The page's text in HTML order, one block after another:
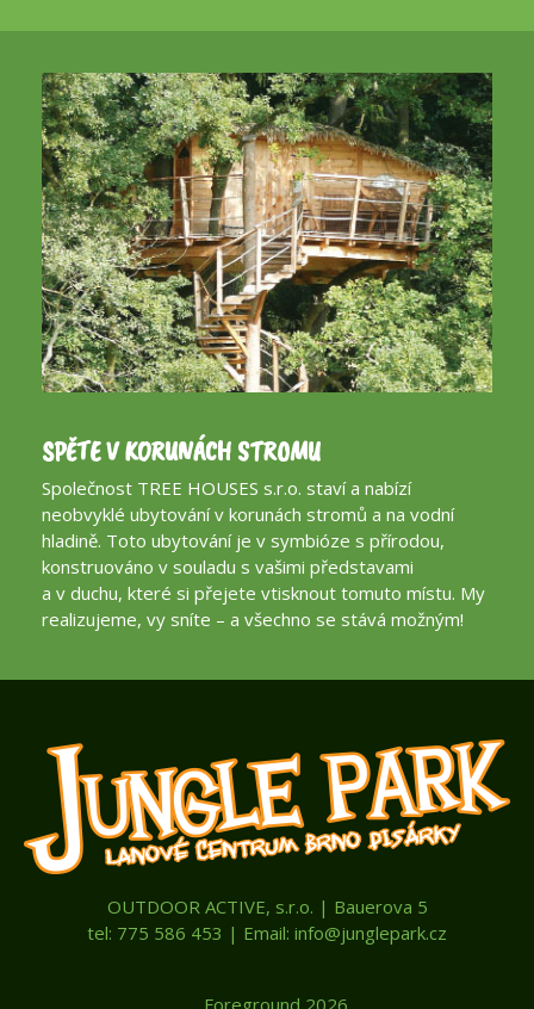
SPĚTE V KORUNÁCH STROMU
Společnost TREE HOUSES s.r.o. staví a nabízí
neobvyklé ubytování v korunách stromů a na vodní
hladině. Toto ubytování je v symbióze s přírodou,
konstruováno v souladu s vašimi představami
a v duchu, které si přejete vtisknout tomuto místu. My
realizujeme, vy sníte – a všechno se stává možným!
OUTDOOR ACTIVE, s.r.o. | Bauerova 5
tel: 775 586 453 | Email: info@junglepark.cz